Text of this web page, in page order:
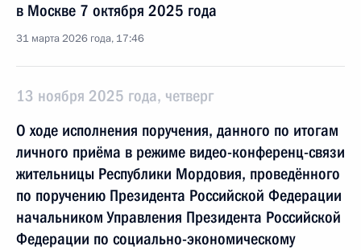
в Москве 7 октября 2025 года
31 марта 2026 года, 17:46
13 ноября 2025 года, четверг
О ходе исполнения поручения, данного по итогам
личного приёма в режиме видео-конференц-связи
жительницы Республики Мордовия, проведённого
по поручению Президента Российской Федерации
начальником Управления Президента Российской
Федерации по социально-экономическому